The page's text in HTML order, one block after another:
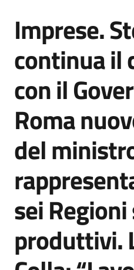
Agenzia
di
informazione
e
comunicazione
Seguici
su
Salta al contenuto
Imprese.
continua il
con il
Roma
del
sei
produttivi.